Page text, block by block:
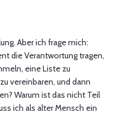
Aber ich frage mich:
die Verantwortung tragen,
eine Liste zu
vereinbaren, und dann
Warum ist das nicht Teil
ich als alter Mensch ein